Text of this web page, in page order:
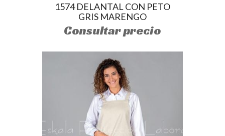
1574 DELANTAL CON PETO
GRIS MARENGO
Consultar precio